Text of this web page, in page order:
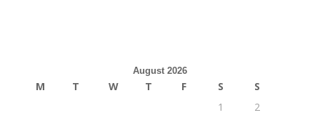
August 2026
M T W T F S
S
1
2